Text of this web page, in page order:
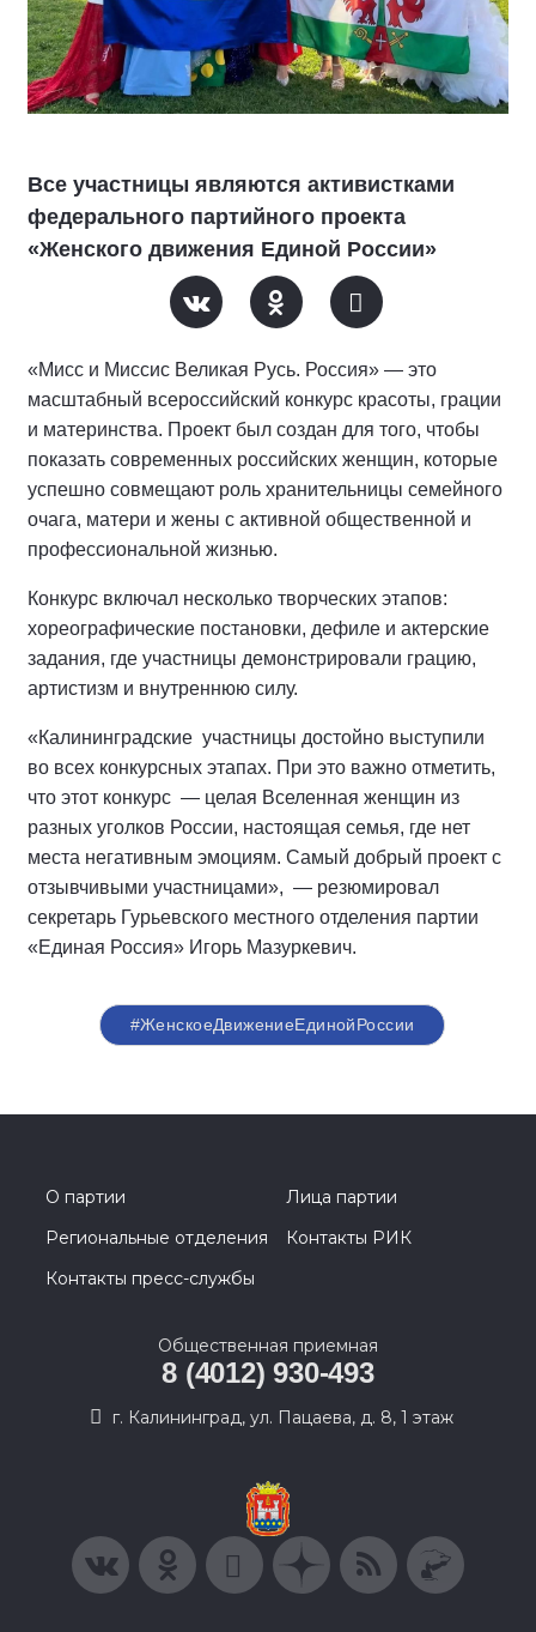
Все участницы являются активистками
федерального партийного проекта
«Женского движения Единой России»
«Мисс и Миссис Великая Русь. Россия» — это
масштабный всероссийский конкурс красоты, грации
и материнства. Проект был создан для того, чтобы
показать современных российских женщин, которые
успешно совмещают роль хранительницы семейного
очага, матери и жены с активной общественной и
профессиональной жизнью.
Конкурс включал несколько творческих этапов:
хореографические постановки, дефиле и актерские
задания, где участницы демонстрировали грацию,
артистизм и внутреннюю силу.
«Калининградские участницы достойно выступили
во всех конкурсных этапах. При это важно отметить,
что этот конкурс — целая Вселенная женщин из
разных уголков России, настоящая семья, где нет
места негативным эмоциям. Самый добрый проект с
отзывчивыми участницами», — резюмировал
секретарь Гурьевского местного отделения партии
«Единая Россия» Игорь Мазуркевич.
#ЖенскоеДвижениеЕдинойРоссии
О партии
Лица партии
Региональные отделения
Контакты РИК
Контакты пресс-службы
Общественная приемная
8 (4012) 930-493
г. Калининград, ул. Пацаева, д. 8, 1 этаж